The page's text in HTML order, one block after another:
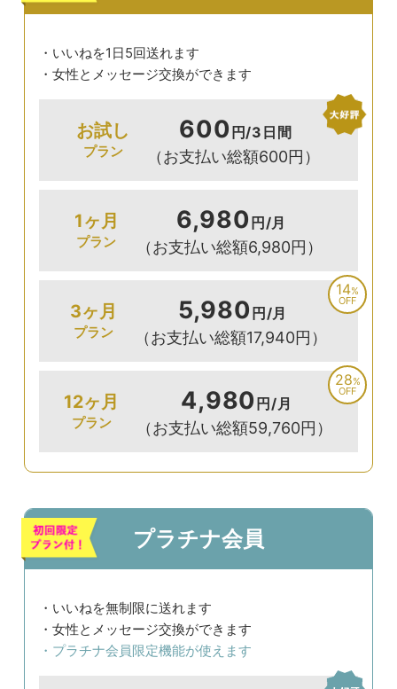
・いいねを1日5回送れます
・女性とメッセージ交換ができます
お試し
プラン
600 円/3日間
（お支払い総額600円）
1ヶ月
プラン
6,980 円/月
（お支払い総額6,980円）
3ヶ月
プラン
5,980 円/月
（お支払い総額17,940円）
14%
OFF
12ヶ月
プラン
4,980 円/月
（お支払い総額59,760円）
28%
OFF
プラチナ会員
・いいねを無制限に送れます
・女性とメッセージ交換ができます
・プラチナ会員限定機能が使えます